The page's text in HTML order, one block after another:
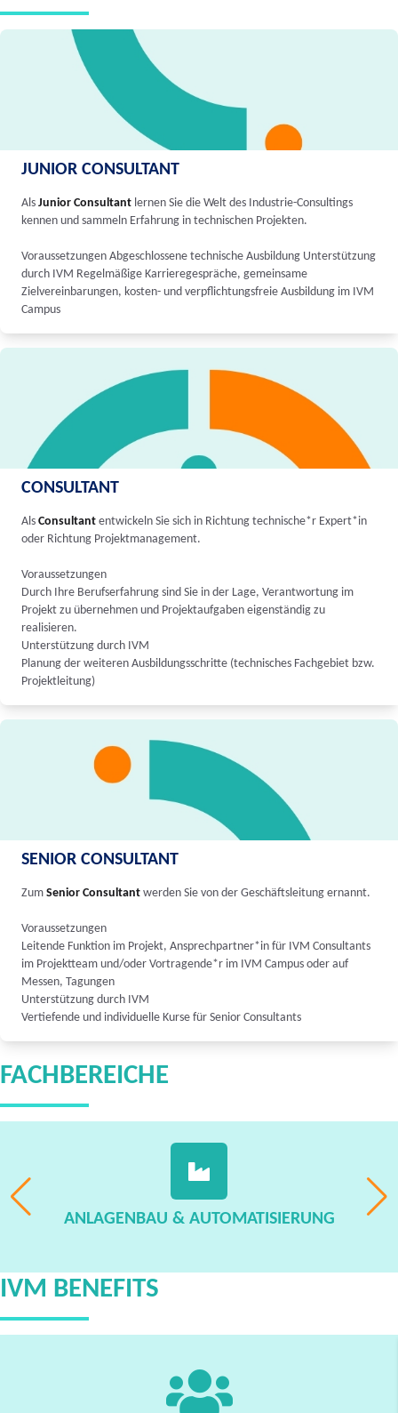
JUNIOR CONSULTANT
Als Junior Consultant lernen Sie die Welt des Industrie-Consultings
kennen und sammeln Erfahrung in technischen Projekten.
Voraussetzungen Abgeschlossene technische Ausbildung Unterstützung
durch IVM Regelmäßige Karrieregespräche, gemeinsame
Zielvereinbarungen, kosten- und verpflichtungsfreie Ausbildung im IVM
Campus
CONSULTANT
Als Consultant entwickeln Sie sich in Richtung technische*r Expert*in
oder Richtung Projektmanagement.
Voraussetzungen
Durch Ihre Berufserfahrung sind Sie in der Lage, Verantwortung im
Projekt zu übernehmen und Projektaufgaben eigenständig zu
realisieren.
Unterstützung durch IVM
Planung der weiteren Ausbildungsschritte (technisches Fachgebiet bzw.
Projektleitung)
SENIOR CONSULTANT
Zum Senior Consultant werden Sie von der Geschäftsleitung ernannt.
Voraussetzungen
Leitende Funktion im Projekt, Ansprechpartner*in für IVM Consultants
im Projektteam und/oder Vortragende*r im IVM Campus oder auf
Messen, Tagungen
Unterstützung durch IVM
Vertiefende und individuelle Kurse für Senior Consultants
FACHBEREICHE
ANLAGENBAU & AUTOMATISIERUNG
IVM BENEFITS